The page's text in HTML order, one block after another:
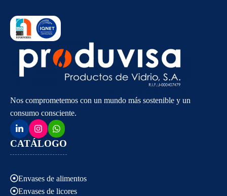
Nos comprometemos con un mundo más sostenible y un
consumo consciente.
CATÁLOGO
Envases de alimentos
Envases de licores